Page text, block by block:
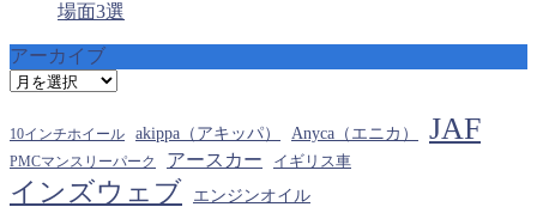
場面3選
アーカイブ
ア
カ
イ
ブ
10インチホイール akippa（アキッパ） Anyca（エニカ） JAF
PMCマンスリーパーク アースカー イギリス車
インズウェブ エンジンオイル